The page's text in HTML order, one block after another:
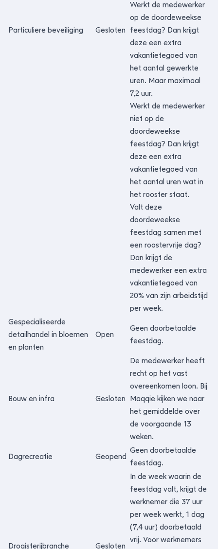
Particuliere beveiliging Gesloten
Werkt de medewerker
op de doordeweekse
feestdag? Dan krijgt
deze een extra
vakantietegoed van
het aantal gewerkte
uren. Maar maximaal
7,2 uur.
Werkt de medewerker
niet op de
doordeweekse
feestdag? Dan krijgt
deze een extra
vakantietegoed van
het aantal uren wat in
het rooster staat.
Valt deze
doordeweekse
feestdag samen met
een roostervrije dag?
Dan krijgt de
medewerker een extra
vakantietegoed van
20% van zijn arbeidstijd
per week.
Gespecialiseerde
detailhandel in bloemen
en planten
Open
Geen doorbetaalde
feestdag.
Bouw en infra Gesloten
De medewerker heeft
recht op het vast
overeenkomen loon. Bij
Maqqie kijken we naar
het gemiddelde over
de voorgaande 13
weken.
Dagrecreatie Geopend
Geen doorbetaalde
feestdag.
Drogisterijbranche Gesloten
In de week waarin de
feestdag valt, krijgt de
werknemer die 37 uur
per week werkt, 1 dag
(7,4 uur) doorbetaald
vrij. Voor werknemers